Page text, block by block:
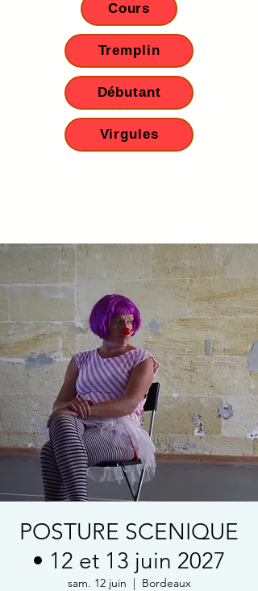
Cours
Tremplin
Débutant
Virgules
POSTURE SCENIQUE
• 12 et 13 juin 2027
sam. 12 juin
  |
Bordeaux